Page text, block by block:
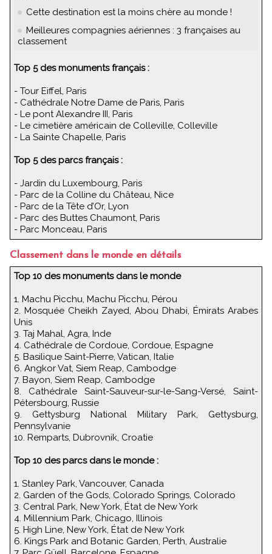
Cette destination est la moins chère au monde !
Meilleures compagnies aériennes : 3 françaises au
classement
Top 5 des monuments français :
- Tour Eiffel, Paris
- Cathédrale Notre Dame de Paris, Paris
- Le pont Alexandre III, Paris
- Le cimetière américain de Colleville, Colleville
- La Sainte Chapelle, Paris
Top 5 des parcs français :
- Jardin du Luxembourg, Paris
- Parc de la Colline du Château, Nice
- Parc de la Tête d’Or, Lyon
- Parc des Buttes Chaumont, Paris
- Parc Monceau, Paris
Classement dans le monde en détails
Top 10 des monuments dans le monde
1. Machu Picchu, Machu Picchu, Pérou
2. Mosquée Cheikh Zayed, Abou Dhabi, Émirats Arabes
Unis
3. Taj Mahal, Agra, Inde
4. Cathédrale de Cordoue, Cordoue, Espagne
5. Basilique Saint-Pierre, Vatican, Italie
6. Angkor Vat, Siem Reap, Cambodge
7. Bayon, Siem Reap, Cambodge
8. Cathédrale Saint-Sauveur-sur-le-Sang-Versé, Saint-
Pétersbourg, Russie
9. Gettysburg National Military Park, Gettysburg,
Pennsylvanie
10. Remparts, Dubrovnik, Croatie
Top 10 des parcs dans le monde :
1. Stanley Park, Vancouver, Canada
2. Garden of the Gods, Colorado Springs, Colorado
3. Central Park, New York, État de New York
4. Millennium Park, Chicago, Illinois
5. High Line, New York, État de New York
6. Kings Park and Botanic Garden, Perth, Australie